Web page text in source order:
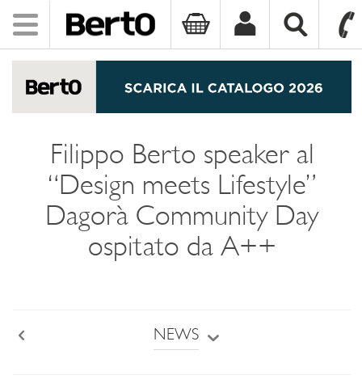
Toggle
navigation
Filippo Berto speaker al
“Design meets Lifestyle”
Dagorà Community Day
ospitato da A++
NEWS